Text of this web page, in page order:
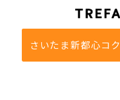
さいたま新都心コ